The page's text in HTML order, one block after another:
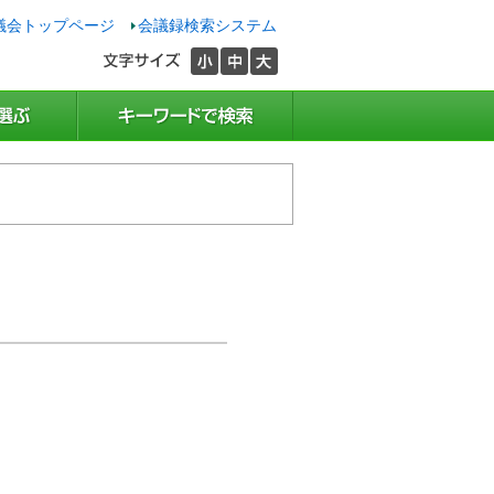
会トップページ 会議録検索システム